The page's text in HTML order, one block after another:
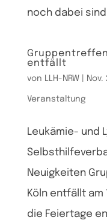
noch dabei
entfällt
von LLH-NRW| Nov.
Veranstaltung
Leukämie- und
Neuigkeiten
Köln entfällt am
die Feiertage